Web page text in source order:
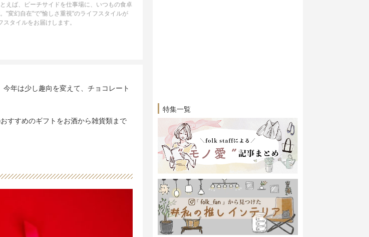
えば、ビーチサイドを仕事場に、いつもの食卓
"変幻自在"で"愉しさ重視"のライフスタイルが
タイルをお届けします。
年は少し趣向を変えて、チョコレート
すすめのギフトをお酒から雑貨類まで
特集一覧